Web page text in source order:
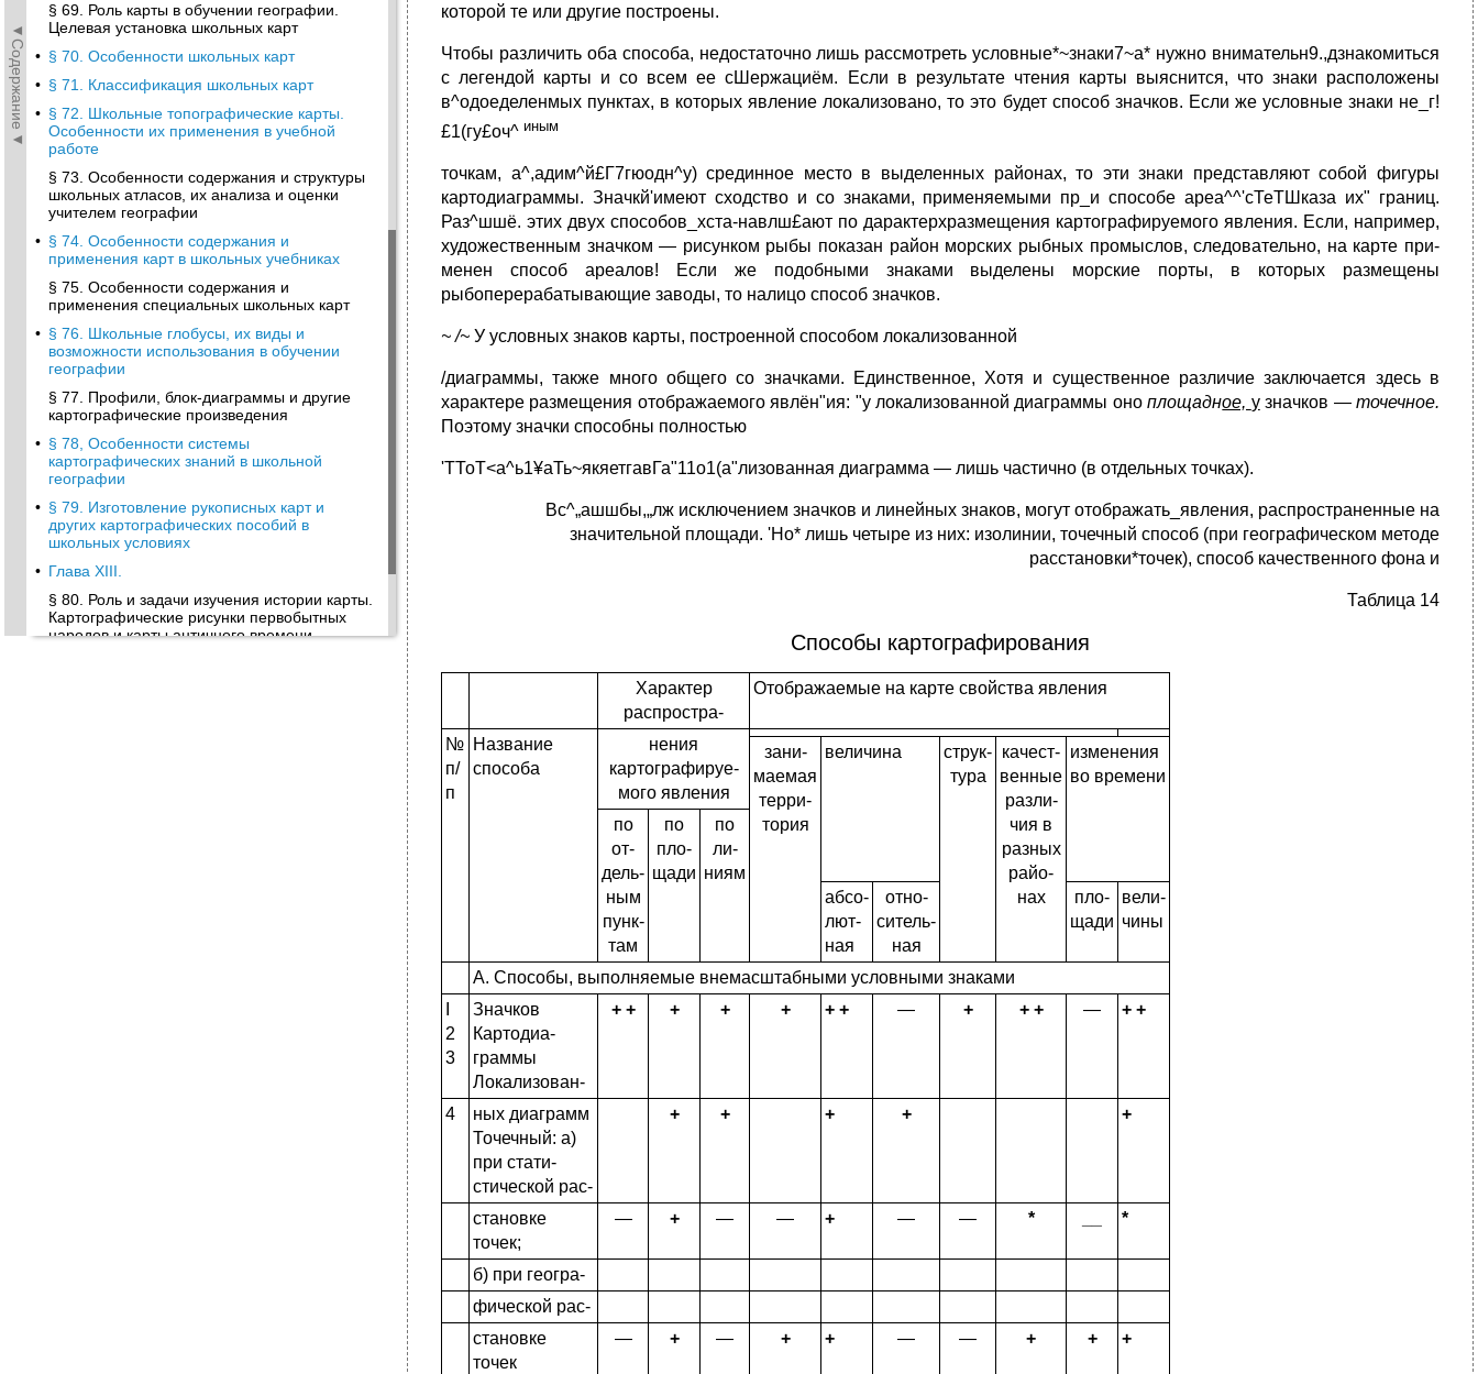
◄Содержание◄
§ 69. Роль карты в обучении географии.
Целевая установка школьных карт
• § 70. Особенности школьных карт
• § 71. Классификация школьных карт
• § 72. Школьные топографические карты.
Особенности их применения в учебной
работе
§ 73. Особенности содержания и структуры
школьных атласов, их анализа и оценки
учителем географии
• § 74. Особенности содержания и
применения карт в школьных учебниках
§ 75. Особенности содержания и
применения специальных школьных карт
• § 76. Школьные глобусы, их виды и
возможности использования в обучении
географии
§ 77. Профили, блок-диаграммы и другие
картографические произведения
• § 78, Особенности системы
картографических знаний в школьной
географии
• § 79. Изготовление рукописных карт и
других картографических пособий в
школьных условиях
• Глава XIII.
§ 80. Роль и задачи изучения истории карты.
Картографические рисунки первобытных
народов и карты античного времени
которой те или другие построены.
Чтобы различить оба способа, недостаточно лишь рассмотреть условные*~знаки7~а* нужно внимательн9.,дзнакомиться
с легендой карты и со всем ее сШержациём. Если в результате чтения карты выяснится, что знаки расположены
в^одоеделенмых пунктах, в которых явление локализовано, то это будет способ значков. Если же условные знаки не_г!
£1(гу£оч^ иным
точкам, а^,адим^й£Г7гюодн^у) срединное место в выделенных районах, то эти знаки представляют собой фигуры
картодиаграммы. Значкй'имеют сходство и со знаками, применяемыми пр_и способе ареа^^'сТеТШказа их" границ.
Раз^шшё. этих двух способов_хста-навлш£ают по дарактерхразмещения картографируемого явления. Если, например,
художественным значком — рисунком рыбы показан район морских рыбных промыслов, следовательно, на карте при­
менен способ ареалов! Если же подобными знаками выделены мор­ские порты, в которых размещены
рыбоперерабатывающие заводы, то налицо способ значков.
~ /~ У условных знаков карты, построенной способом локализованной
/диаграммы, также много общего со значками. Единственное, Хотя и существенное различие заключается здесь в
характере размещения отображаемого явлён"ия: "у локализованной диаграммы оноплощад­ное, узначков —точечное.
Поэтому значки способны полностью
'ТТоТ<а^ь1¥аТь~якяетгавГа"11о1(а"лизованная диаграмма — лишь частично (в отдельных точках).
Вс^„ашшбы,„лж исключением значков и линейных знаков, могут отображать_явления, распространенные на
значительной площади. 'Но* лишь четыре из них: изолинии, точечный способ (при географи­ческом методе
расстановки*точек), способ качественного фона и
Таблица 14
Способы картографирования
Характер
распростра-
Отображаемые на карте свойства явления
№
п/
п
Название
способа
нения
картографируе­
мого явления
зани­
маемая
терри­
тория
величина
струк­
тура
качест­
венные
разли­
чия в
раз­ных
райо­
нах
изменения
во времени
по
от­
дель­
ным
пунк­
там
по
пло­
щади
по
ли­
ниям
абсо­
лют­
ная
отно­
ситель­
ная
пло­
щади
вели­
чины
А. Способы, выполняемые внемасштабными условными знаками
2
3
Значков
Картодиа­
граммы
Локализован-
+ + + + + + + — + + + — + +
4
ных диаграмм
Точечный: а)
при стати­
стической рас-
+ + + + +
становке
точек;
— + — — + — — * *
б) при геогра-
фической рас-
становке
точек
— + — + + — — + + +